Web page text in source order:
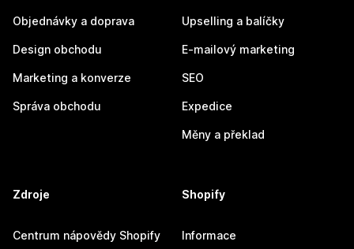
Objednávky a doprava
Design obchodu
Marketing a konverze
Správa obchodu
Upselling a balíčky
E-mailový marketing
SEO
Expedice
Měny a překlad
Zdroje
Centrum nápovědy Shopify
Shopify
Informace